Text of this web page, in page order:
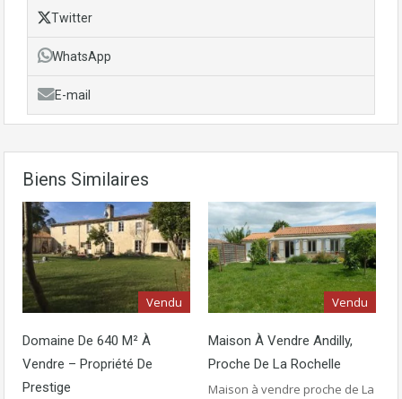
Twitter
WhatsApp
E-mail
Biens Similaires
Vendu
Domaine De 640 M² À
Vendre – Propriété De
Prestige
Vendu
Maison À Vendre Andilly,
Proche De La Rochelle
Maison à vendre proche de La